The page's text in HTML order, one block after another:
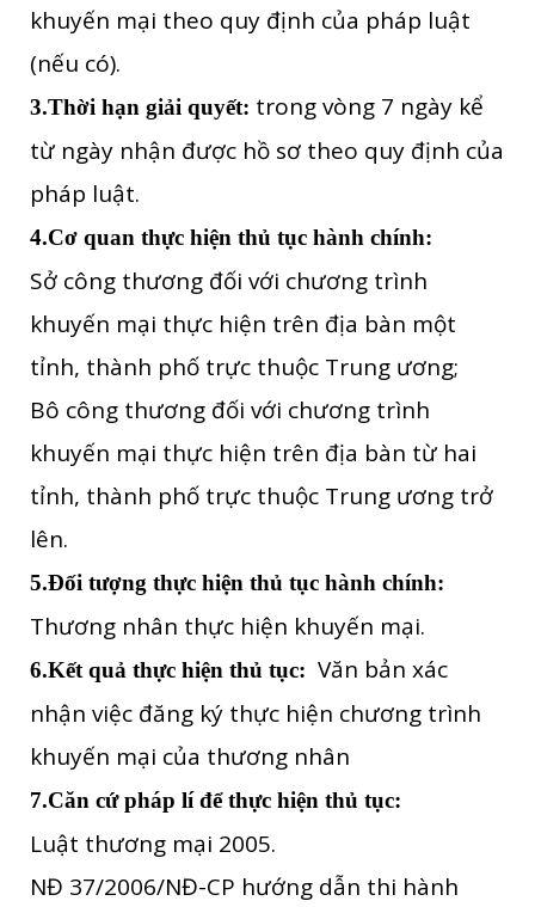
khuyến mại theo quy định của pháp luật
(nếu có).
3.Thời hạn giải quyết: trong vòng 7 ngày kể
từ ngày nhận được hồ sơ theo quy định của
pháp luật.
4.Cơ quan thực hiện thủ tục hành chính:
Sở công thương đối với chương trình
khuyến mại thực hiện trên địa bàn một
tỉnh, thành phố trực thuộc Trung ương;
Bô công thương đối với chương trình
khuyến mại thực hiện trên địa bàn từ hai
tỉnh, thành phố trực thuộc Trung ương trở
lên.
5.Đối tượng thực hiện thủ tục hành chính:
Thương nhân thực hiện khuyến mại.
6.Kết quả thực hiện thủ tục: Văn bản xác
nhận việc đăng ký thực hiện chương trình
khuyến mại của thương nhân
7.Căn cứ pháp lí để thực hiện thủ tục:
Luật thương mại 2005.
NĐ 37/2006/NĐ-CP hướng dẫn thi hành